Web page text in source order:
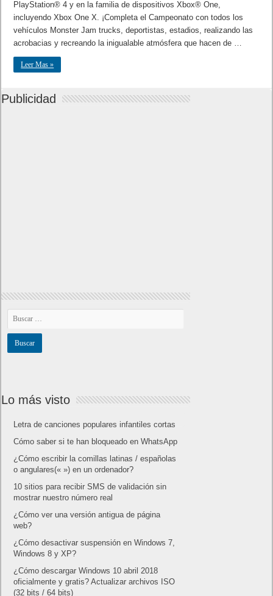
PlayStation® 4 y en la familia de dispositivos Xbox® One,
incluyendo Xbox One X. ¡Completa el Campeonato con todos los
vehículos Monster Jam trucks, deportistas, estadios, realizando las
acrobacias y recreando la inigualable atmósfera que hacen de …
Leer Mas »
Publicidad
Lo más visto
Letra de canciones populares infantiles cortas
Cómo saber si te han bloqueado en WhatsApp
¿Cómo escribir la comillas latinas / españolas
o angulares(« ») en un ordenador?
10 sitios para recibir SMS de validación sin
mostrar nuestro número real
¿Cómo ver una versión antigua de página
web?
¿Cómo desactivar suspensión en Windows 7,
Windows 8 y XP?
¿Cómo descargar Windows 10 abril 2018
oficialmente y gratis? Actualizar archivos ISO
(32 bits / 64 bits)